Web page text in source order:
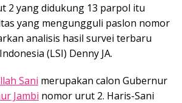
2 yang didukung 13 parpol itu
yang mengungguli paslon nomor
analisis hasil survei terbaru
(LSI) Denny JA.
Sani merupakan calon Gubernur
Jambi nomor urut 2. Haris-Sani